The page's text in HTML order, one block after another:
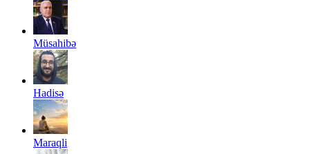
Müsahibə
Hadisə
Maraqli